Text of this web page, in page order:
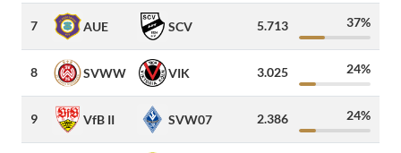
7 AUE SCV 5.713 37%
8 SVWW VIK 3.025 24%
9 VfB II SVW07 2.386 24%